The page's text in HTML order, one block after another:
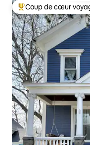
Coups de cœur
Coup de cœur